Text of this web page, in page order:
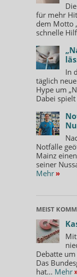
für mehr
dem Motto
schnelle
In
täglich
Hype um
Dabei
Notfälle
Mainz
seiner
Mehr »
MEIST
Debatte
Das
hat... Mehr